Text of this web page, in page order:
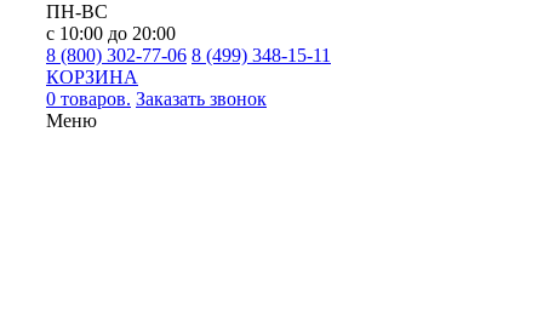
ПН-ВС
с 10:00 до 20:00
8 (800) 302-77-06 8 (499) 348-15-11
КОРЗИНА
0 товаров. Заказать звонок
Меню